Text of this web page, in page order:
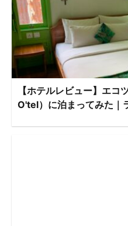
【ホテルレビュー】エ
O'tel）に泊まってみた｜